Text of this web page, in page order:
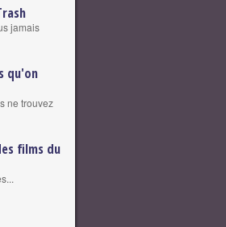
jamais
qu'on
ne trouvez
films du